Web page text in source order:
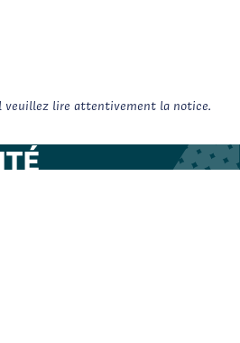
lire attentivement la notice.